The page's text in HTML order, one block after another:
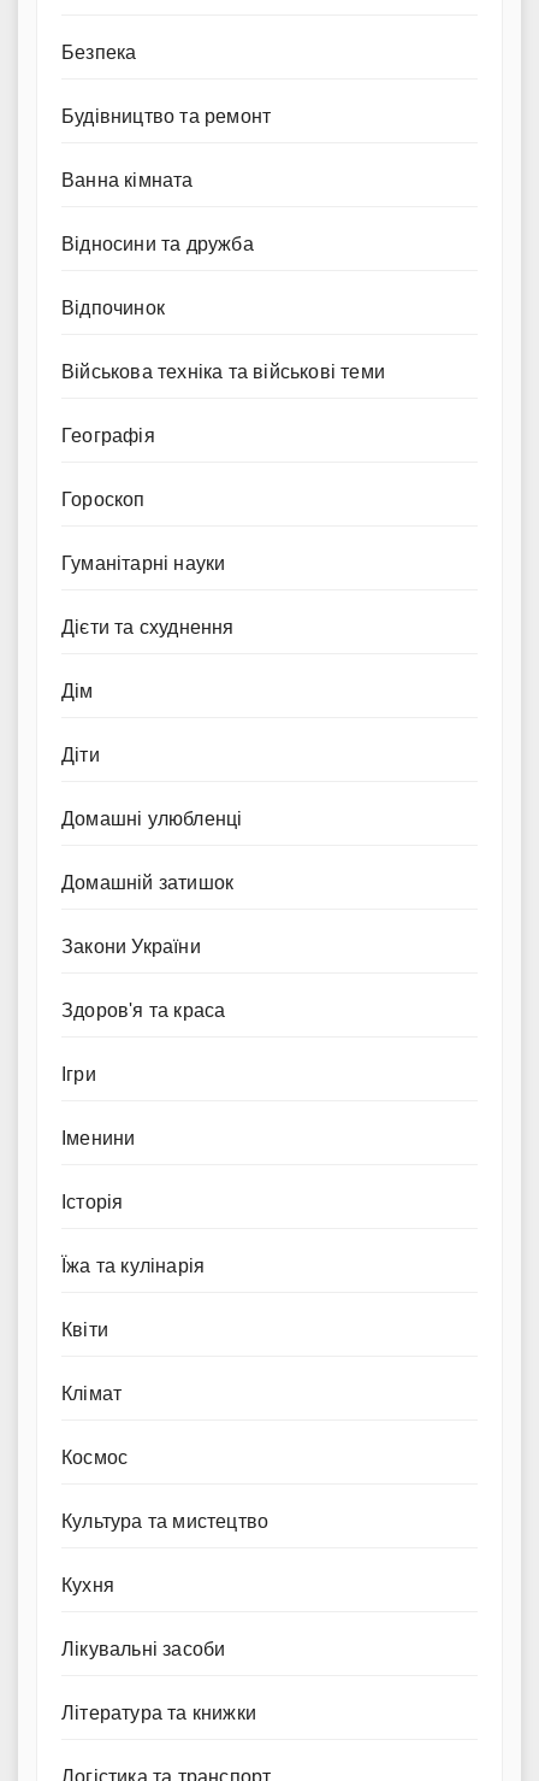
Безпека
Будівництво та ремонт
Ванна кімната
Відносини та дружба
Відпочинок
Військова техніка та військові теми
Географія
Гороскоп
Гуманітарні науки
Дієти та схуднення
Дім
Діти
Домашні улюбленці
Домашній затишок
Закони України
Здоров'я та краса
Ігри
Іменини
Історія
Їжа та кулінарія
Квіти
Клімат
Космос
Культура та мистецтво
Кухня
Лікувальні засоби
Література та книжки
Логістика та транспорт